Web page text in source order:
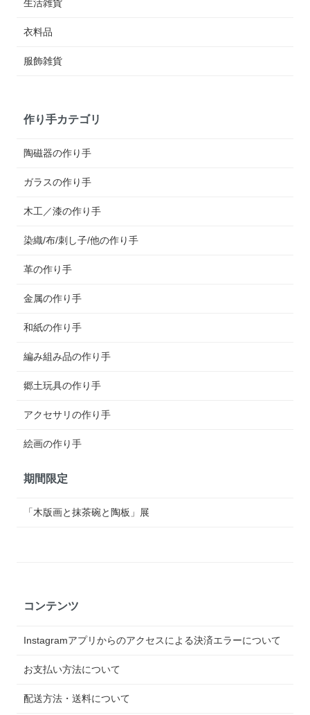
生活雑貨
衣料品
服飾雑貨
作り手カテゴリ
陶磁器の作り手
ガラスの作り手
木工／漆の作り手
染織/布/刺し子/他の作り手
革の作り手
金属の作り手
和紙の作り手
編み組み品の作り手
郷土玩具の作り手
アクセサリの作り手
絵画の作り手
期間限定
「木版画と抹茶碗と陶板」展
コンテンツ
Instagramアプリからのアクセスによる決済エラーについて
お支払い方法について
配送方法・送料について